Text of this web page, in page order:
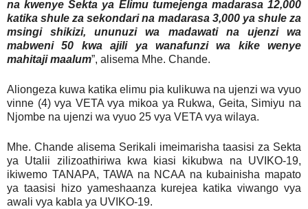
na kwenye Sekta ya Elimu tumejenga madarasa 12,000
katika shule za sekondari na madarasa 3,000 ya shule za
msingi shikizi, ununuzi wa madawati na ujenzi wa
mabweni 50 kwa ajili ya wanafunzi wa kike wenye
mahitaji maalum”, alisema Mhe. Chande.
Aliongeza kuwa katika elimu pia kulikuwa na ujenzi wa vyuo
vinne (4) vya VETA vya mikoa ya Rukwa, Geita, Simiyu na
Njombe na ujenzi wa vyuo 25 vya VETA vya wilaya.
Mhe. Chande alisema Serikali imeimarisha taasisi za Sekta
ya Utalii zilizoathiriwa kwa kiasi kikubwa na UVIKO-19,
ikiwemo TANAPA, TAWA na NCAA na kubainisha mapato
ya taasisi hizo yameshaanza kurejea katika viwango vya
awali vya kabla ya UVIKO-19.